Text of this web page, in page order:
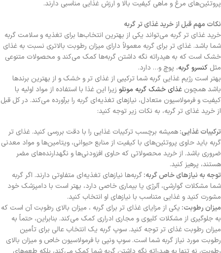
پروتئین‌های مرغ و ماهی کیفیت بالا و ارزش غذایی مناسبی دارند.
نکات مهم قبل از خرید غذای تر گربه
خرید غذای تر گربه می‌تواند یکی از بهترین انتخاب‌ها برای تغذیه و سلامت گربه
شما باشد. غذای تر برای گربه معمولاً دارای میزان رطوبت بالاتری نسبت به غذای
خشک است که به هیدراته نگه داشتن گربه‌ها کمک می‌کند و محصولات متنوعی
مثل کنسرو گربه، پوچ و… دارد.
بهتر است رژیم غذایی گربه شما ترکیبی از غذای تر و خشک و از بهترین برندها
باشد همچون غذای خشک گربه مونلو زیرا این غذا با استفاده از مواد اولیه با
کیفیت و فرمولاسیون متعادل، نیازهای تغذیه‌ای گربه را برآورده می‌کند. در کل قبل
از خرید غذای تر گربه، به نکات زیر توجه کنید:
ترکیبات غذایی:همیشه برچسب ترکیبات غذایی را با دقت بررسی کنید. غذای تر
گربه باید حاوی پروتئین‌های با کیفیت از منابع حیوانی، ویتامین‌ها و مواد معدنی
ضروری باشد. از خرید محصولاتی که حاوی افزودنی‌ها و نگهدارنده‌های مضر
هستند، پرهیز کنید.
توجه به نیازهای خاص گربه:گربه‌ها نیازهای تغذیه‌ای متفاوتی دارند. اگر گربه
شما مشکلات گوارشی، آلرژی یا بیماری خاصی دارد، بهتر است با دامپزشک خود
مشورت کنید و غذایی متناسب با نیازهای او انتخاب کنید.
میزان رطوبت: یکی از مزایای غذای تر برای گربه ، میزان بالای رطوبت آن است که
به جلوگیری از مشکلات کلیوی و مجاری ادراری کمک می‌کند. بنابراین، حتماً به
میزان رطوبت غذای تر توجه کنید. سوپ گربه یک انتخاب عالی برای تأمین
رطوبت مورد نیاز گربه شما است. سوپ ونپی با فرمولاسیون خاص و میزان بالای